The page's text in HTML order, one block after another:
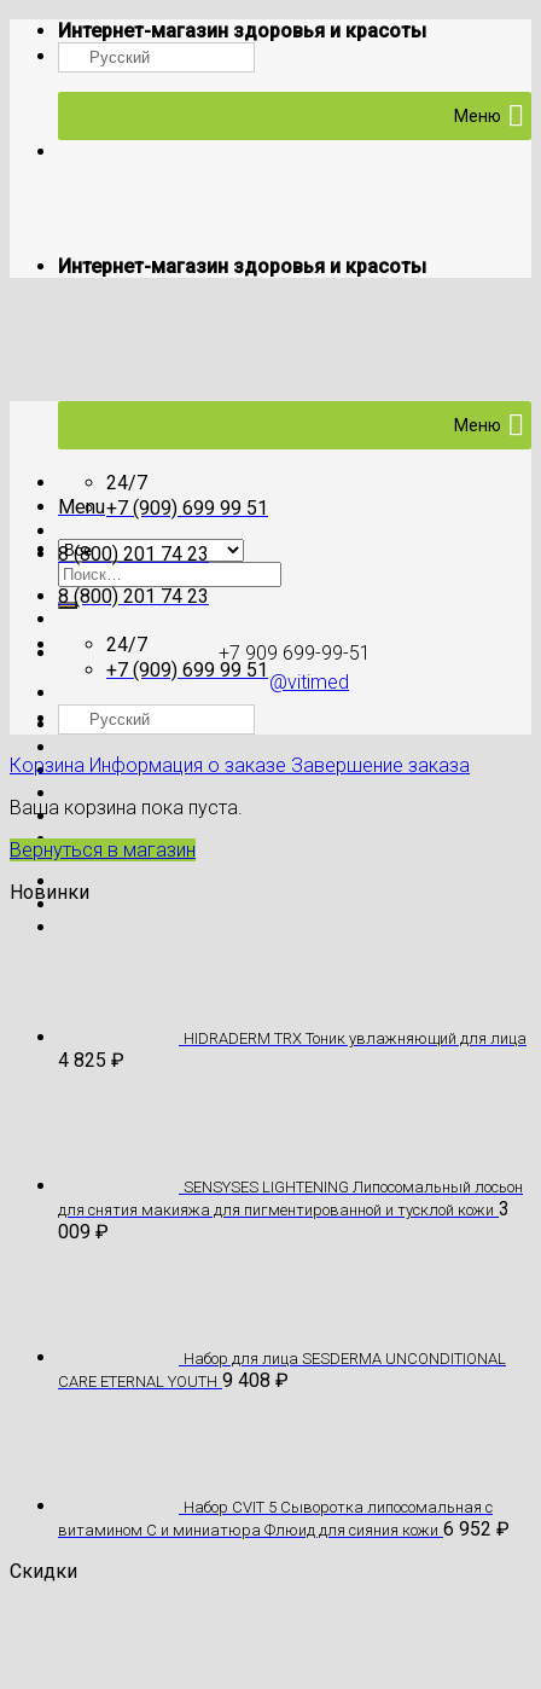
Skip
content
Интернет-магазин здоровья и красоты
Русский
Меню
Интернет-магазин здоровья и красоты
Menu
Искать:
+7 909 699-99-51
@vitimed
Где моя посылка?
Меню
24/7
+7 (909) 699 99 51
8 (800) 201 74 23
8 (800) 201 74 23
24/7
+7 (909) 699 99 51
Русский
Корзина Информация о заказе Завершение заказа
Ваша корзина пока пуста.
Вернуться в магазин
Новинки
HIDRADERM TRX Тоник увлажняющий для лица
4 825 ₽
SENSYSES LIGHTENING Липосомальный лосьон
для снятия макияжа для пигментированной и тусклой кожи 3
009 ₽
Hабор для лица SESDERMA UNCONDITIONAL
CARE ETERNAL YOUTH 9 408 ₽
Набор CVIT 5 Сыворотка липосомальная с
витамином С и миниатюра Флюид для сияния кожи 6 952 ₽
Скидки